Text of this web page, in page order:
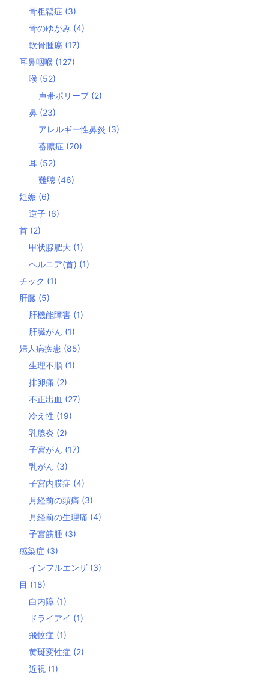
骨粗鬆症 (3)
骨のゆがみ (4)
軟骨腫瘍 (17)
耳鼻咽喉 (127)
喉 (52)
声帯ポリープ (2)
鼻 (23)
アレルギー性鼻炎 (3)
蓄膿症 (20)
耳 (52)
難聴 (46)
妊娠 (6)
逆子 (6)
首 (2)
甲状腺肥大 (1)
ヘルニア(首) (1)
チック (1)
肝臓 (5)
肝機能障害 (1)
肝臓がん (1)
婦人病疾患 (85)
生理不順 (1)
排卵痛 (2)
不正出血 (27)
冷え性 (19)
乳腺炎 (2)
子宮がん (17)
乳がん (3)
子宮内膜症 (4)
月経前の頭痛 (3)
月経前の生理痛 (4)
子宮筋腫 (3)
感染症 (3)
インフルエンザ (3)
目 (18)
白内障 (1)
ドライアイ (1)
飛蚊症 (1)
黄斑変性症 (2)
近視 (1)